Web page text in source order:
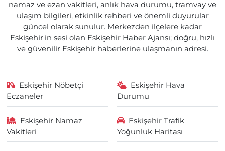
namaz ve ezan vakitleri, anlık hava durumu, tramvay ve
ulaşım bilgileri, etkinlik rehberi ve önemli duyurular
güncel olarak sunulur. Merkezden ilçelere kadar
Eskişehir'in sesi olan Eskişehir Haber Ajansı; doğru, hızlı
ve güvenilir Eskişehir haberlerine ulaşmanın adresi.
Eskişehir Nöbetçi
Eczaneler
Eskişehir Hava
Durumu
Eskişehir Namaz
Vakitleri
Eskişehir Trafik
Yoğunluk Haritası